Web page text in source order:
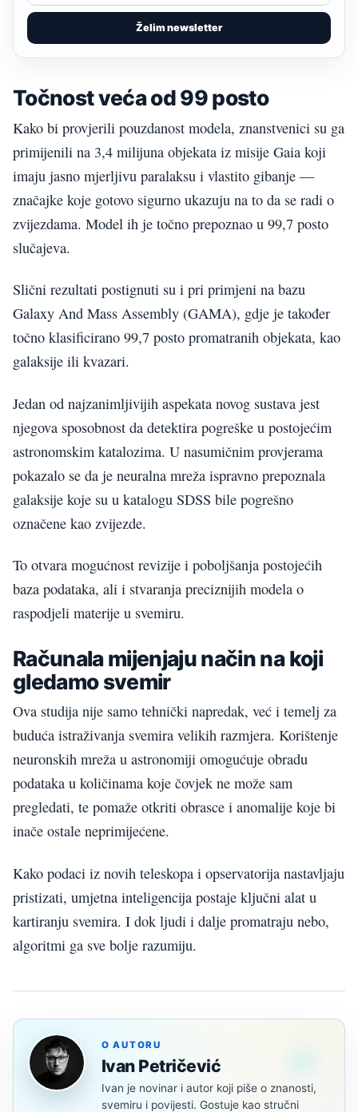
Želim newsletter
Točnost veća od 99 posto
Kako bi provjerili pouzdanost modela, znanstvenici su ga
primijenili na 3,4 milijuna objekata iz misije Gaia koji
imaju jasno mjerljivu paralaksu i vlastito gibanje —
značajke koje gotovo sigurno ukazuju na to da se radi o
zvijezdama. Model ih je točno prepoznao u 99,7 posto
slučajeva.
Slični rezultati postignuti su i pri primjeni na bazu
Galaxy And Mass Assembly (GAMA), gdje je također
točno klasificirano 99,7 posto promatranih objekata, kao
galaksije ili kvazari.
Jedan od najzanimljivijih aspekata novog sustava jest
njegova sposobnost da detektira pogreške u postojećim
astronomskim katalozima. U nasumičnim provjerama
pokazalo se da je neuralna mreža ispravno prepoznala
galaksije koje su u katalogu SDSS bile pogrešno
označene kao zvijezde.
To otvara mogućnost revizije i poboljšanja postojećih
baza podataka, ali i stvaranja preciznijih modela o
raspodjeli materije u svemiru.
Računala mijenjaju način na koji
gledamo svemir
Ova studija nije samo tehnički napredak, već i temelj za
buduća istraživanja svemira velikih razmjera. Korištenje
neuronskih mreža u astronomiji omogućuje obradu
podataka u količinama koje čovjek ne može sam
pregledati, te pomaže otkriti obrasce i anomalije koje bi
inače ostale neprimijećene.
Kako podaci iz novih teleskopa i opservatorija nastavljaju
pristizati, umjetna inteligencija postaje ključni alat u
kartiranju svemira. I dok ljudi i dalje promatraju nebo,
algoritmi ga sve bolje razumiju.
O AUTORU
Ivan Petričević
Ivan je novinar i autor koji piše o znanosti,
svemiru i povijesti. Gostuje kao stručni